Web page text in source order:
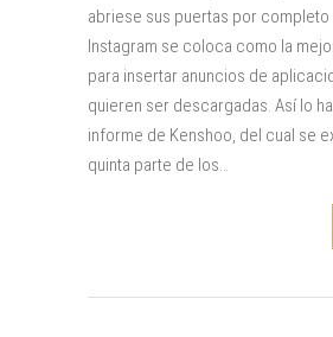
abriese sus puertas por completo
Instagram se coloca como la
para insertar anuncios de
quieren ser descargadas. Así lo
informe de Kenshoo, del cual se
quinta parte de los…